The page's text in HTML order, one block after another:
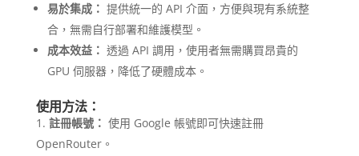
易於集成： 提供統一的 API 介面，方便與現有系統整
合，無需自行部署和維護模型。
成本效益： 透過 API 調用，使用者無需購買昂貴的
GPU 伺服器，降低了硬體成本。
使用方法：
註冊帳號： 使用 Google 帳號即可快速註冊
OpenRouter。